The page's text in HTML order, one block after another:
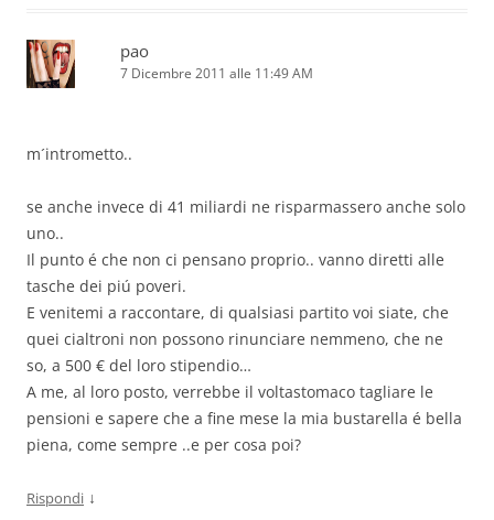
pao
7 Dicembre 2011 alle 11:49 AM
m´intrometto..
se anche invece di 41 miliardi ne risparmassero anche solo
uno..
Il punto é che non ci pensano proprio.. vanno diretti alle
tasche dei piú poveri.
E venitemi a raccontare, di qualsiasi partito voi siate, che
quei cialtroni non possono rinunciare nemmeno, che ne
so, a 500 € del loro stipendio…
A me, al loro posto, verrebbe il voltastomaco tagliare le
pensioni e sapere che a fine mese la mia bustarella é bella
piena, come sempre ..e per cosa poi?
Rispondi ↓